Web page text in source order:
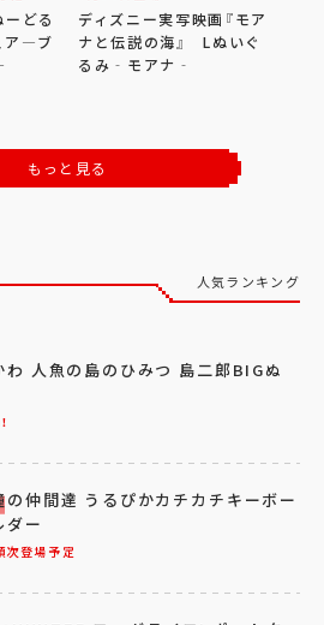
どる
ア―ブ
ディズニー実写映画『モア
ナと伝説の海』 Lぬいぐ
るみ‐モアナ‐
もっと見る
人気ランキング
わ 人魚の島のひみつ 島二郎BIGぬ
登場予定
の仲間達 うるぴかカチカチキーボー
ダー